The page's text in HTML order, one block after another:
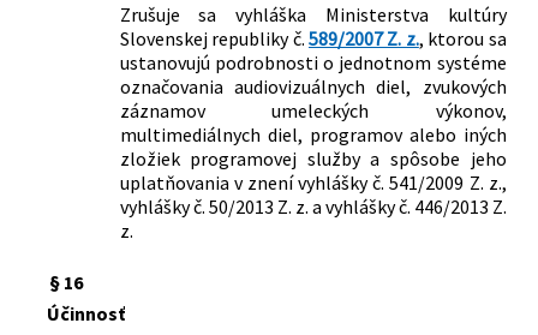
Zrušuje sa vyhláška Ministerstva kultúry
Slovenskej republiky č. 589/2007 Z. z., ktorou sa
ustanovujú podrobnosti o jednotnom systéme
označovania audiovizuálnych diel, zvukových
záznamov umeleckých výkonov,
multimediálnych diel, programov alebo iných
zložiek programovej služby a spôsobe jeho
uplatňovania v znení vyhlášky č. 541/2009 Z. z.,
vyhlášky č. 50/2013 Z. z. a vyhlášky č. 446/2013 Z.
z.
§ 16
Účinnosť